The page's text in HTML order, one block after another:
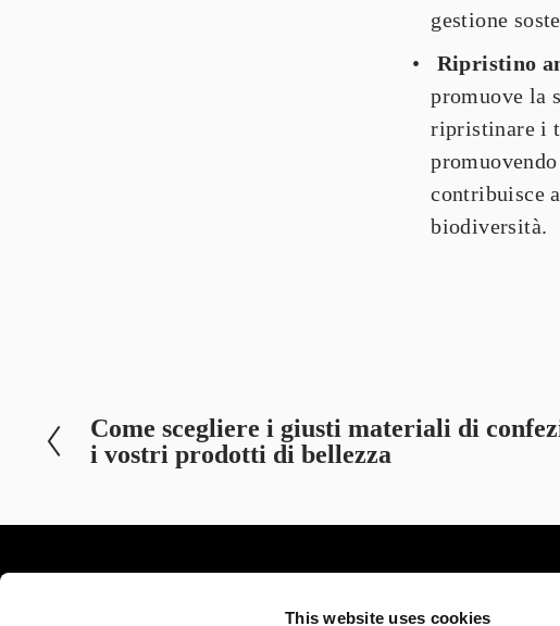
This website uses cookies
gestione
Ripristino
promuove la
ripristinare i
contribuisce
biodiversità.
P
r
c
Come scegliere i giusti materiali di
i vostri prodotti di bellezza